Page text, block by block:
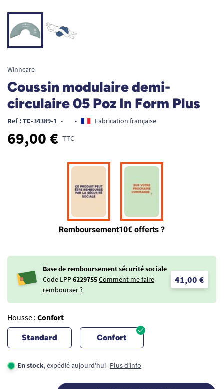
Winncare
Coussin modulaire demi-
circulaire 05 Poz In Form Plus
Ref : TE-34389-1 • • Fabrication française
69,00 € TTC
Base de remboursement sécurité sociale
Code LPP6229755Comment me faire
rembourser ?
41,00 €
Housse : Confort
Standard Confort
En stock, expédié aujourd'hui Plus d'info